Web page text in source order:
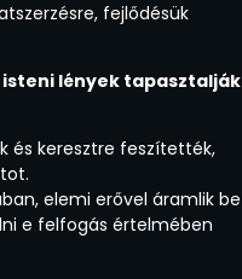
fejlődésük
lények tapasztalják
és keresztre feszítették,
elemi erővel áramlik be
e felfogás értelmében